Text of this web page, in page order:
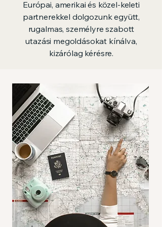
Európai, amerikai és közel-keleti
partnerekkel dolgozunk együtt,
rugalmas, személyre szabott
utazási megoldásokat kínálva,
kizárólag kérésre.